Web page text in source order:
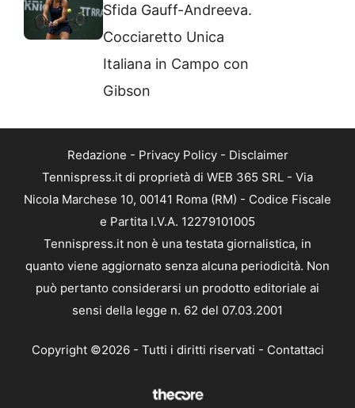
Sfida Gauff-Andreeva.
Cocciaretto Unica
Italiana in Campo con
Gibson
Redazione - Privacy Policy- Disclaimer
Tennispress.it di proprietà di WEB 365 SRL - Via
Nicola Marchese 10, 00141 Roma (RM) - Codice Fiscale
e Partita I.V.A. 12279101005
Tennispress.it non è una testata giornalistica, in
quanto viene aggiornato senza alcuna periodicità. Non
può pertanto considerarsi un prodotto editoriale ai
sensi della legge n. 62 del 07.03.2001
Copyright ©2026 - Tutti i diritti riservati - Contattaci